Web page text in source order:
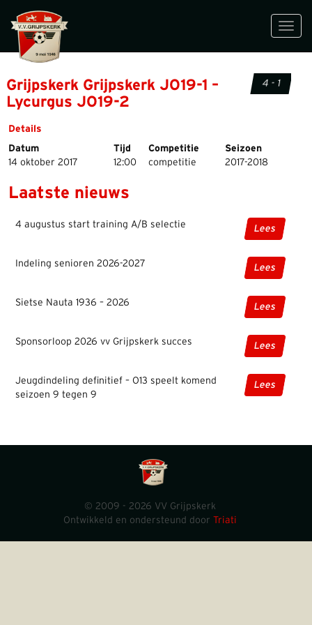
Grijpskerk Grijpskerk JO19-1 –
Lycurgus JO19-2
4 - 1
Details
Datum
Tijd Competitie
Seizoen
14 oktober 2017
12:00 competitie 2017-2018
Laatste nieuws
4 augustus start training A/B selectie Lees
Indeling senioren 2026-2027 Lees
Sietse Nauta 1936 – 2026 Lees
Sponsorloop 2026 vv Grijpskerk succes Lees
Jeugdindeling definitief – O13 speelt komend
seizoen 9 tegen 9
Lees
© 2009 - 2026 VV Grijpskerk
Ontwikkeld en ondersteund door Triati